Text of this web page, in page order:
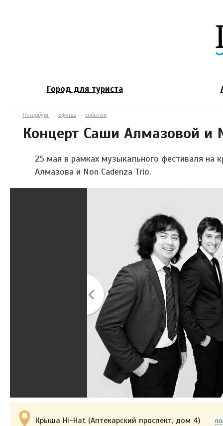
Город для туриста
Петербург→ афиша → события
Концерт Саши Алмазовой и
25 мая в рамках музыкального фестиваля
Алмазова и Non Cadenza Trio.
Крыша Hi-Hat (Аптекарский проспект, дом 4)